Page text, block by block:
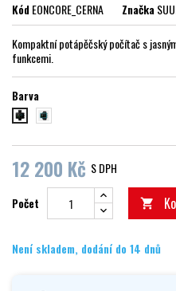
KódEONCORE_CERNA Značka
Kompaktní potápěčský počítač s
funkcemi.
Barva
černá
Aqua Blue
12 200 Kč S DPH
Počet 
Není skladem, dodání do 14 dnů